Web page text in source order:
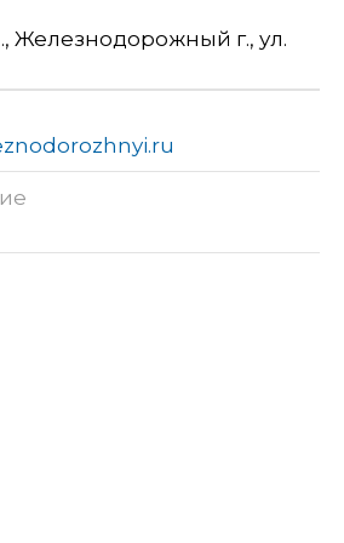
Железнодорожный г., ул.